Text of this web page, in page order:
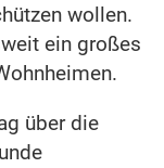
wollen.
ein großes
über die